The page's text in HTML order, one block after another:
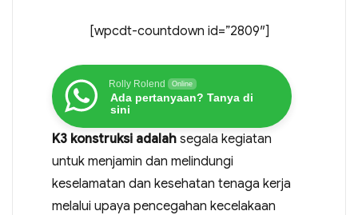
[wpcdt-countdown id=”2809″]
Rolly Rolend Online
Ada pertanyaan? Tanya di
sini
K3 konstruksi adalahsegala kegiatan
untuk menjamin dan melindungi
keselamatan dan kesehatan tenaga kerja
melalui upaya pencegahan kecelakaan